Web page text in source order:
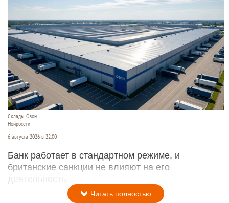
Склады. Озон.
Нейросети
6 августа 2026 в 22:00
Банк работает в стандартном режиме, и
британские санкции не влияют на его
деятельность.
Читать полностью